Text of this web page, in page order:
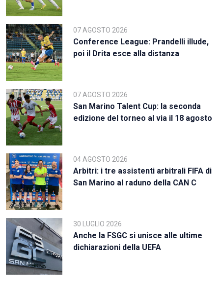
07 AGOSTO 2026
Conference League: Prandelli illude,
poi il Drita esce alla distanza
07 AGOSTO 2026
San Marino Talent Cup: la seconda
edizione del torneo al via il 18 agosto
04 AGOSTO 2026
Arbitri: i tre assistenti arbitrali FIFA di
San Marino al raduno della CAN C
30 LUGLIO 2026
Anche la FSGC si unisce alle ultime
dichiarazioni della UEFA